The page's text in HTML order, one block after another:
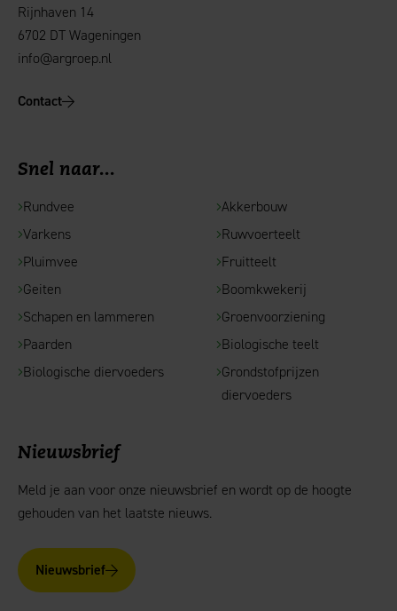
Rijnhaven 14
6702 DT Wageningen
info@argroep.nl
Contact
Snel naar...
Rundvee
Varkens
Pluimvee
Geiten
Schapen en lammeren
Paarden
Biologische diervoeders
Akkerbouw
Ruwvoerteelt
Fruitteelt
Boomkwekerij
Groenvoorziening
Biologische teelt
Grondstofprijzen
diervoeders
Nieuwsbrief
Meld je aan voor onze nieuwsbrief en wordt op de hoogte
gehouden van het laatste nieuws.
Nieuwsbrief